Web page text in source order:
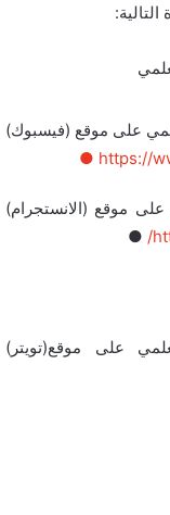
على موقع (فيسبوك)
https://
موقع (الانستجرام)
●
على موقع(تويتر)